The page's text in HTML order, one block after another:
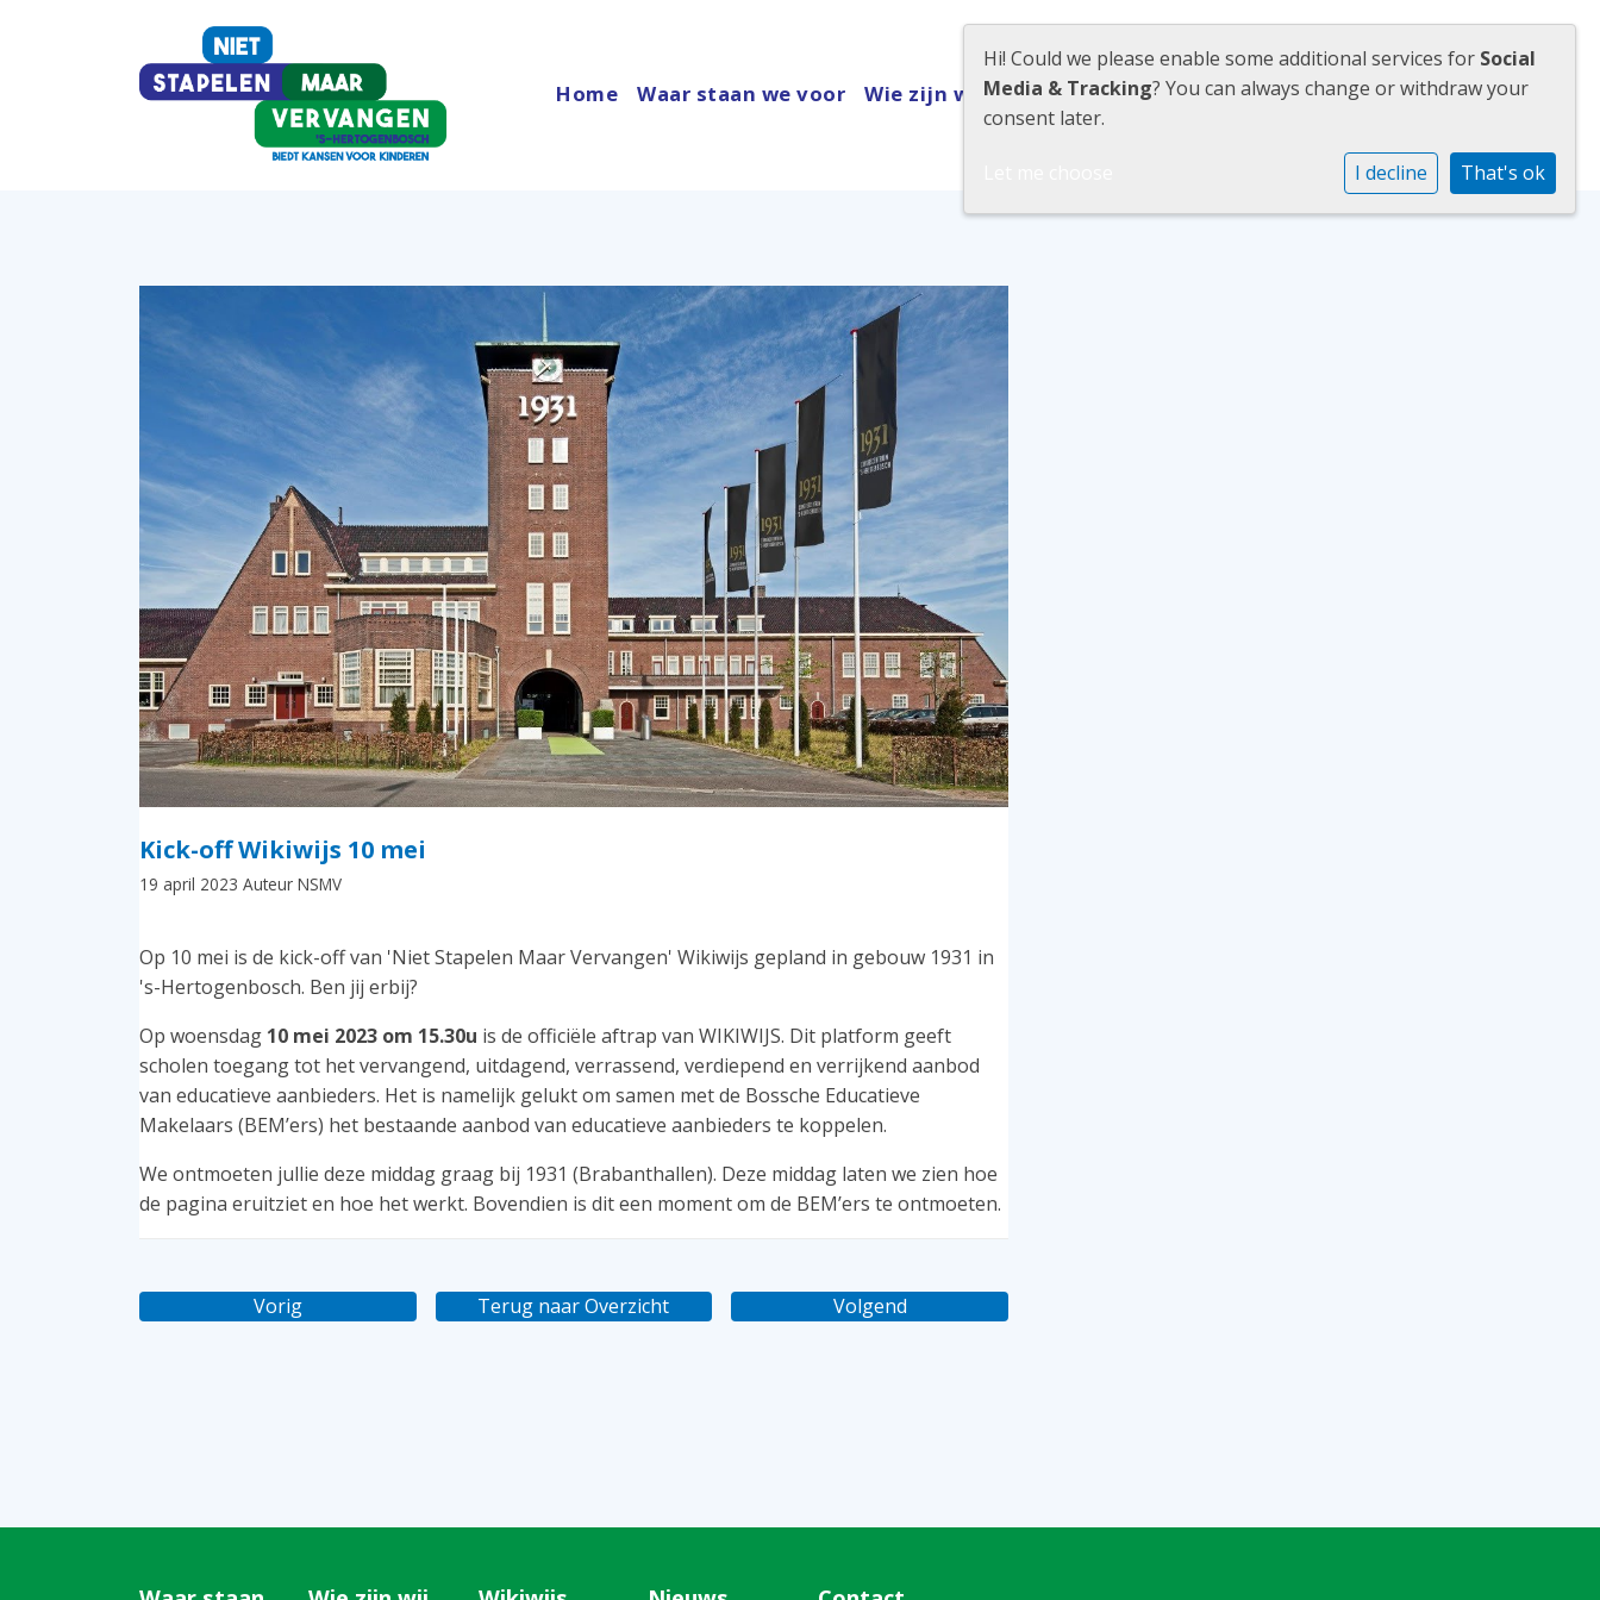
Home Waar staan we voor Wie zijn wij Wikiwijs Nieuws Contact
Kick-off Wikiwijs 10 mei
19 april 2023 Auteur NSMV
Op 10 mei is de kick-off van 'Niet Stapelen Maar Vervangen' Wikiwijs gepland in gebouw 1931 in
's-Hertogenbosch. Ben jij erbij?
Op woensdag 10 mei 2023 om 15.30u is de officiële aftrap van WIKIWIJS. Dit platform geeft
scholen toegang tot het vervangend, uitdagend, verrassend, verdiepend en verrijkend aanbod
van educatieve aanbieders. Het is namelijk gelukt om samen met de Bossche Educatieve
Makelaars (BEM’ers) het bestaande aanbod van educatieve aanbieders te koppelen.
We ontmoeten jullie deze middag graag bij 1931 (Brabanthallen). Deze middag laten we zien hoe
de pagina eruitziet en hoe het werkt. Bovendien is dit een moment om de BEM’ers te ontmoeten.
Vorig Terug naar Overzicht Volgend
Hi! Could we please enable some additional services for Social
Media & Tracking? You can always change or withdraw your
consent later.
I decline That's ok